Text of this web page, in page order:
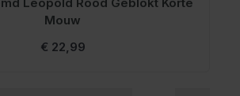
Mouw
€ 22,99